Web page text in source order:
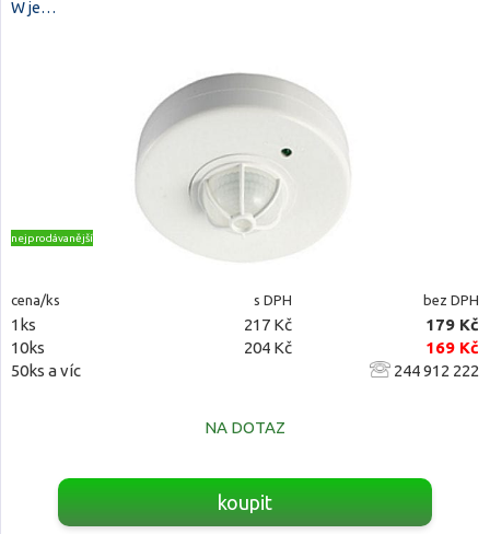
W je…
nejprodávanější
cena/ks s DPH bez DPH
1ks 217 Kč
179 Kč
10ks
204 Kč
169 Kč
50ks a víc
244 912 222
NA DOTAZ
koupit